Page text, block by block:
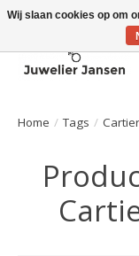
Home / Tags /
Wij slaan cookies op om